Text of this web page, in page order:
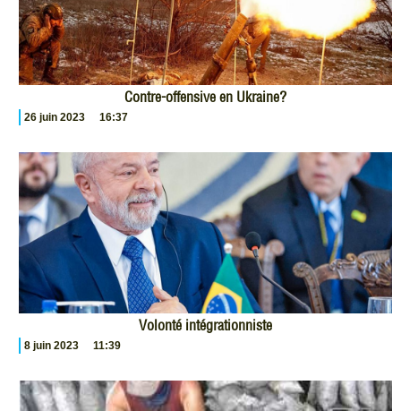
Contre-offensive en Ukraine?
26 juin 2023 16:37
Volonté intégrationniste
8 juin 2023 11:39